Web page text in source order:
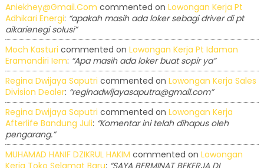
Aniekhey@gmail.com commented on Lowongan Kerja Pt
Adhikari Energi: “apakah masih ada loker sebagi driver di pt
aikarienegi solusi”
Moch Kasturi commented on Lowongan Kerja Pt Idaman
Eramandiri Iem: “Apa masih ada loker buat sopir ya”
Regina Dwijaya Saputri commented on Lowongan Kerja Sales
Division Dealer: “reginadwijayasaputra@gmail.com”
Regina Dwijaya Saputri commented on Lowongan Kerja
Afterlife Bandung Juli: “Komentar ini telah dihapus oleh
pengarang.”
MUHAMAD HANIF DZIKRUL HAKIM commented on Lowongan
Kerja Toko Selamat Baru: “SAYA BERMINAT BEKERJA DI